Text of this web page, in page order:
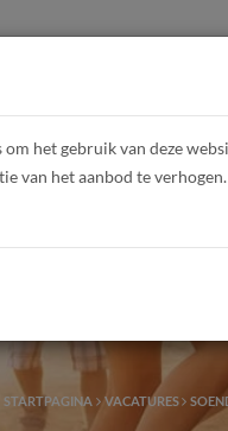
STARTPAGINA VACATURES
het gebruik van deze
van het aanbod te